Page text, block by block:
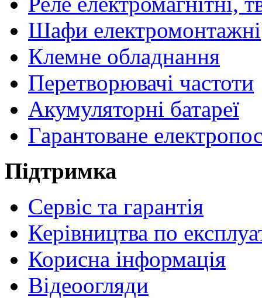
Шафи електромонтажні
Клемне обладнання
Перетворювачі частоти
Акумуляторні батареї
Гарантоване
Підтримка
Сервіс та гарантія
Керівництва по
Корисна інформація
Відеоогляди